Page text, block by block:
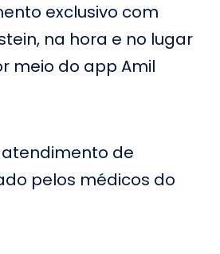
exclusivo com
na hora e no lugar
meio do app Amil
atendimento de
pelos médicos do